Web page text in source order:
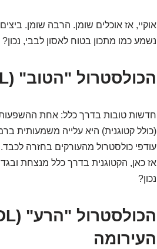
אוקיי, אז אוכלים שומן. הרבה שומן.
נשמע כמו מתכון בטוח לאסון לבבי,
הכולסטרול "הטוב" (HDL): האם הוא מטפס לשחקים?
חדשות טובות בדרך כלל: אחת ההשפעות
אז כאן, הקטוגנית בדרך כלל מנצחת
נכון?
העירומה